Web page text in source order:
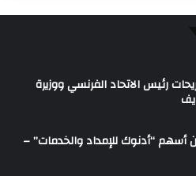
رئيس الاتحاد الفرنسي ووزيرة
15 بالمئة من أسهم “أدنوك للإمداد والخدمات” –